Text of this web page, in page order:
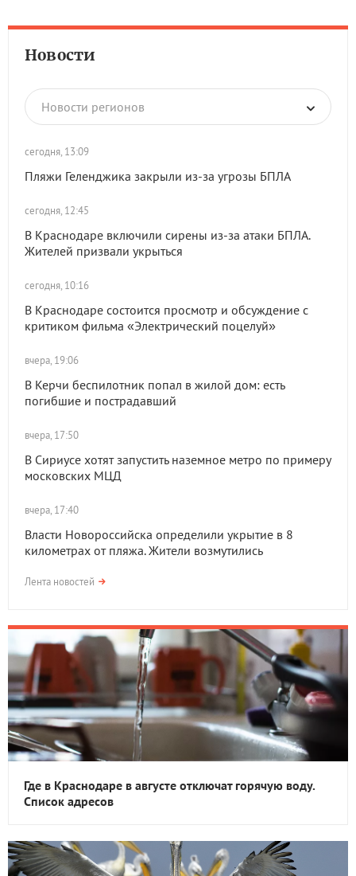
Новости
Новости регионов
сегодня, 13:09
Пляжи Геленджика закрыли из-за угрозы БПЛА
сегодня, 12:45
В Краснодаре включили сирены из-за атаки БПЛА.
Жителей призвали укрыться
сегодня, 10:16
В Краснодаре состоится просмотр и обсуждение с
критиком фильма «Электрический поцелуй»
вчера, 19:06
В Керчи беспилотник попал в жилой дом: есть
погибшие и пострадавший
вчера, 17:50
В Сириусе хотят запустить наземное метро по примеру
московских МЦД
вчера, 17:40
Власти Новороссийска определили укрытие в 8
километрах от пляжа. Жители возмутились
Лента новостей
Где в Краснодаре в августе отключат горячую воду.
Список адресов